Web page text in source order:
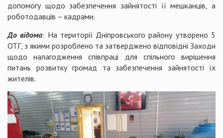
допомогу щодо забезпечення зайнятості її мешканців, а
роботодавців – кадрами.
До відома: На території Дніпровського району утворено 5
ОТГ, з якими розроблено та затверджено відповідні Заходи
щодо налагодження співпраці для спільного вирішення
питань розвитку громад та забезпечення зайнятості їх
жителів.